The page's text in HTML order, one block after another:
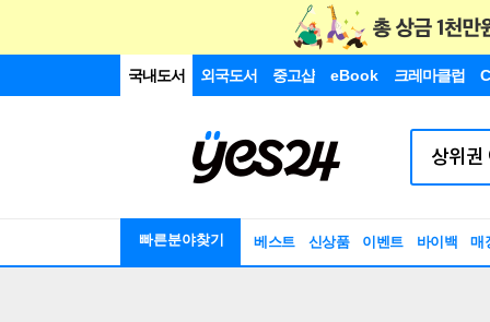
국내도서 외국도서 중고샵 eBook 크레마클럽
빠른분야찾기 베스트 신상품 이벤트 바이백 매